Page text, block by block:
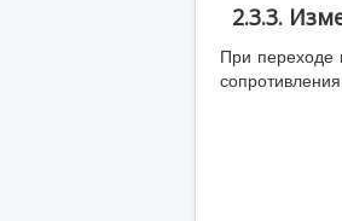
2.3.3.
При переходе